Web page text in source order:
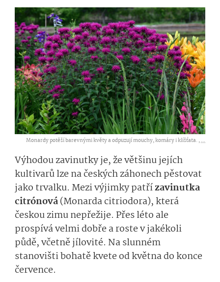
Monardy potěší barevnými květy a odpuzují mouchy, komáry i klíšťata. ,...
Výhodou zavinutky je, že většinu jejích
kultivarů lze na českých záhonech pěstovat
jako trvalku. Mezi výjimky patřízavinutka
citrónová(Monarda citriodora), která
českou zimu nepřežije. Přes léto ale
prospívá velmi dobře a roste v jakékoli
půdě, včetně jílovité. Na slunném
stanovišti bohatě kvete od května do konce
července.